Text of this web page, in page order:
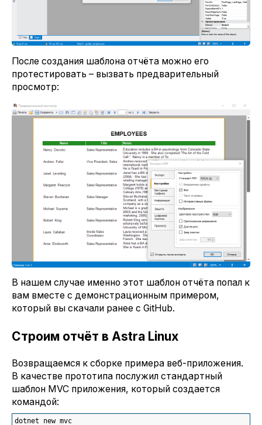
После создания шаблона отчёта можно его
протестировать – вызвать предварительный
просмотр:
В нашем случае именно этот шаблон отчёта попал к
вам вместе с демонстрационным примером,
который вы скачали ранее с GitHub.
Строим отчёт в Astra Linux
Возвращаемся к сборке примера веб-приложения.
В качестве прототипа послужил стандартный
шаблон MVC приложения, который создается
командой:
dotnet new mvc